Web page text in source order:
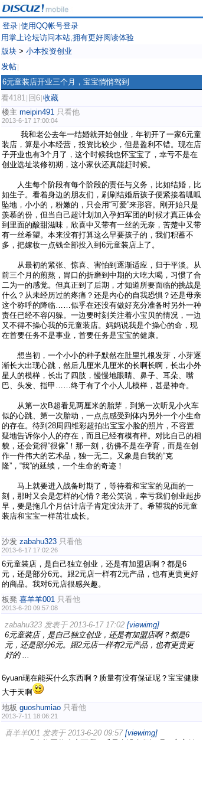
登录 使用QQ帐号登录
用掌上论坛访问本站,拥有更好阅读体验
版块 > 小本投资创业
发帖
6元童装店开业三个月，宝宝悄悄驾到
看4181 回6 收藏
楼主 meipin491 只看他
2013-6-17 17:00:04
我和老公去年一结婚就开始创业，年初开了一家6元童
装店，算是小本经营，投资比较少，但是盈利不错。现在店
子开业也有3个月了，这个时候我也怀宝宝了，幸亏不是在
创业选址装修初期，这小家伙还真能赶时候。
人生每个阶段有每个阶段的责任与义务，比如结婚，比
如生子。看着身边的朋友们，刷刷结婚后孩子便紧接着呱呱
坠地，小小的，粉嫩的，只会用“可爱”来形容。刚开始只是
羡慕的份，但当自己超计划加入孕妇军团的时候才真正体会
到里面的酸甜滋味，欣喜中又带有一丝的无奈，苦楚中又带
有一丝希望。本来没有打算这么早要孩子的，我们积蓄不
多，把嫁妆一点钱全部投入到6元童装店上了。
从最初的紧张、惊喜、害怕到逐渐适应，归于平淡。从
前三个月的煎熬，胃口的折磨到中期的大吃大喝，习惯了合
二为一的感觉。但真正到了后期，才知道所要面临的挑战是
什么？从未经历过的疼痛？还是内心的自我恐惧？还是母亲
这个称呼的降临……似乎在还没有做好充分准备时另外一种
责任已经不容闪躲。一边要时刻关注着小宝贝的情况，一边
又不得不操心我的6元童装店。妈妈说我是个操心的命，现
在首要任务不是事业，首要任务是宝宝的健康。
想当初，一个小小的种子默然在肚里扎根发芽，小芽逐
渐长大出现心跳，然后几厘米几厘米的长啊长啊，长出小外
星人的模样，长出了四肢，慢慢地眼睛、鼻子、耳朵、嘴
巴、头发、指甲……终于有了个小人儿模样，甚是神奇。
从第一次B超看见两厘米的胎芽，到第一次听见小火车
似的心跳、第一次胎动，一点点感受到体内另外一个小生命
的存在。待到28周四维彩超拍出宝宝小脸的照片，不容置
疑地告诉你小人的存在，而且已经有模有样。对比自己的相
貌，还会觉得“很像”！那一刻，彷佛不是在孕育，而是在创
作一件伟大的艺术品，独一无二。又象是自我的“克
隆”，“我”的延续，一个生命的奇迹！
马上就要进入战备时期了，等待着和宝宝的见面的一
刻，那时又会是怎样的心情？老公笑说，幸亏我们创业起步
早，要是拖几个月估计店子肯定没法开了。希望我的6元童
装店和宝宝一样茁壮成长。
沙发 zabahu323 只看他
2013-6-17 17:02:26
6元童装店，是自己独立创业，还是有加盟店啊？都是6
元，还是部分6元。跟2元店一样有2元产品，也有更贵更好
的商品。我对6元店很感兴趣。
板凳 喜羊羊001 只看他
2013-6-20 09:57:08
zabahu323 发表于 2013-6-17 17:02 [viewimg]
6元童装店，是自己独立创业，还是有加盟店啊？都是6
元，还是部分6元。跟2元店一样有2元产品，也有更贵更
好的 ...
6yuan现在能买什么东西啊？质量有没有保证呢？宝宝健康
大于天啊
地板 guoshumiao 只看他
2013-7-11 18:06:21
喜羊羊001 发表于 2013-6-20 09:57 [viewimg]